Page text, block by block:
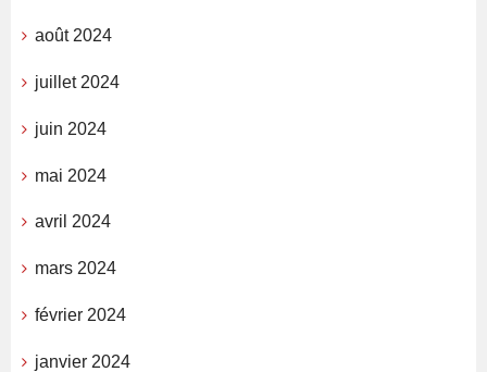
août 2024
juillet 2024
juin 2024
mai 2024
avril 2024
mars 2024
février 2024
janvier 2024